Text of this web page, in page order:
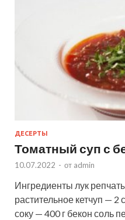
ДЕСЕРТЫ
Томатный суп с
10.07.2022 - от admin
Ингредиенты лук
растительное кетчуп — 2
соку — 400 г бекон соль